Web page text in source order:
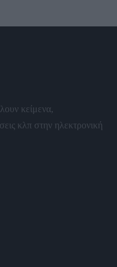
κείμενα,
κλπ στην ηλεκτρονική